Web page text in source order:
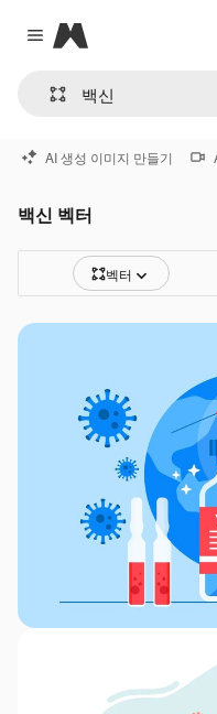
Close menu
Magnific
AI 생성 이미지 만들기
백신 벡터
벡터